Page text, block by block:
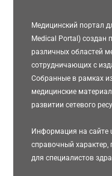
Медицинский портал
Medical Portal) создан
различных областей
сотрудничающих с
Собранные в рамках
медицинские
развитии сетевого
Информация на сайте
справочный
для специалистов